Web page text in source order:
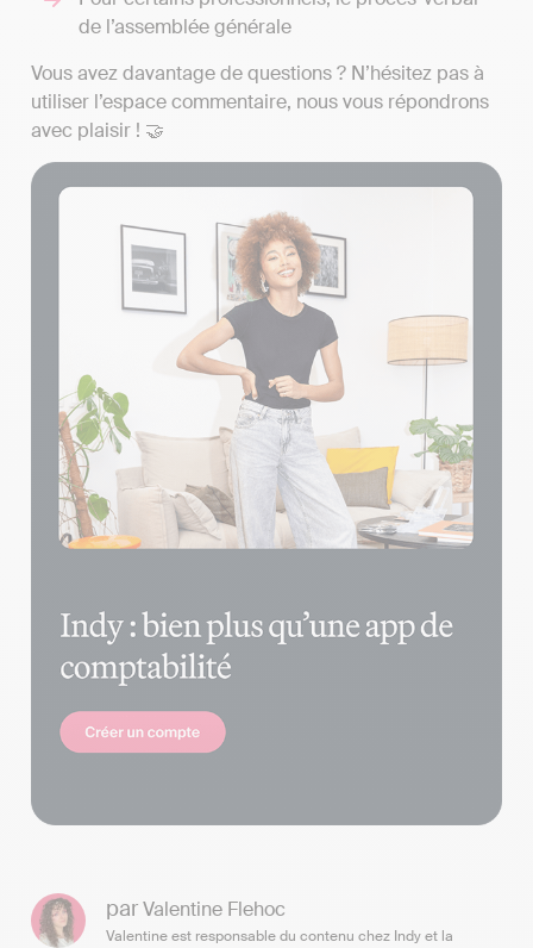
de l’assemblée générale
Vous avez davantage de questions ? N’hésitez pas à
utiliser l’espace commentaire, nous vous répondrons
avec plaisir ! 🤝
parValentine Flehoc
Valentine est responsable du contenu chez Indy et la